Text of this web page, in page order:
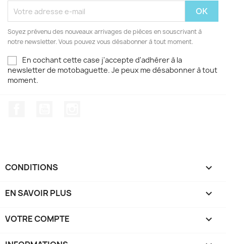
Soyez prévenu des nouveaux arrivages de pièces en souscrivant à
notre newsletter. Vous pouvez vous désabonner à tout moment.
En cochant cette case j'accepte d'adhérer à la
newsletter de motobaguette. Je peux me désabonner à tout
moment.
CONDITIONS 
EN SAVOIR PLUS 
VOTRE COMPTE 